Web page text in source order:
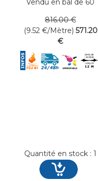
Vendu en bal de 60
816.00 €
(9.52 €/Mètre) 571.20
€
Quantité en stock : 1